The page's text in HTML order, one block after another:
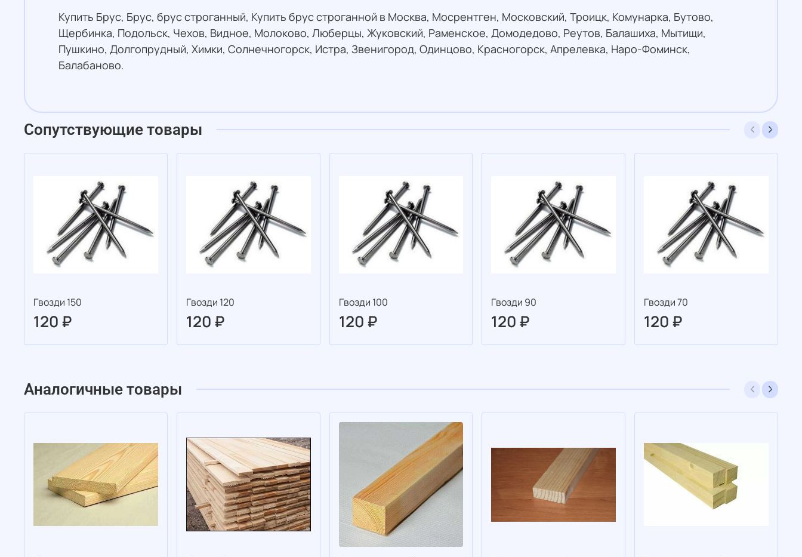
Купить Брус, Брус, брус строганный, Купить брус строганной в Москва, Мосрентген, Московский, Троицк, Комунарка, Бутово,
Щербинка, Подольск, Чехов, Видное, Молоково, Люберцы, Жуковский, Раменское, Домодедово, Реутов, Балашиха, Мытищи,
Пушкино, Долгопрудный, Химки, Солнечногорск, Истра, Звенигород, Одинцово, Красногорск, Апрелевка, Наро-Фоминск,
Балабаново.
Сопутствующие товары
Гвозди 150
120 ₽
Гвозди 120
120 ₽
Гвозди 100
120 ₽
Гвозди 90
120 ₽
Гвозди 70
120 ₽
Аналогичные товары